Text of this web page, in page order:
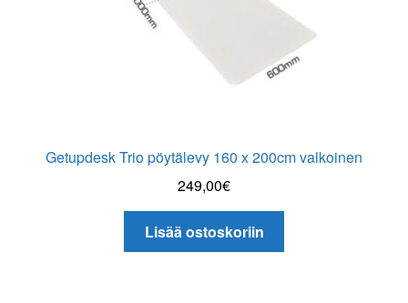
Getupdesk Trio pöytälevy 160 x 200cm valkoinen
249,00€
Lisää ostoskoriin